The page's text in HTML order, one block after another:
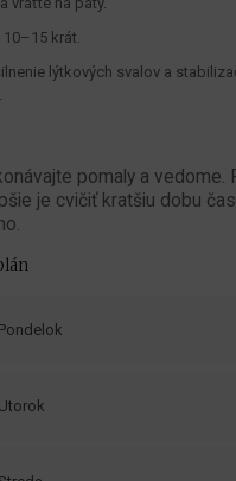
10–15 krát.
lýtkových svalov a
pomaly a vedome.
je cvičiť kratšiu dobu
Pondelok
Utorok